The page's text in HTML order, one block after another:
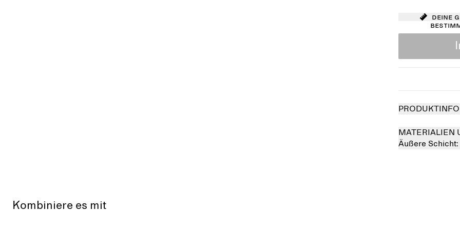
Deine
MATERIALIEN
Äußere Schicht:
Kombiniere es mit
Ausverkauft